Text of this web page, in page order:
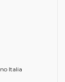
Italia